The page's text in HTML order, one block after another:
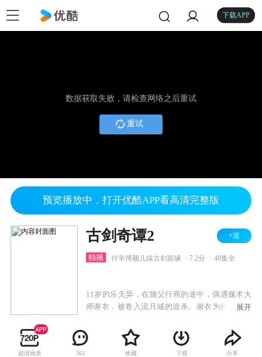
下载APP
数据获取失败，请检查网络之后重试
重试
预览播放中，打开优酷APP看高清完整版
古剑奇谭2 +追
独播 付辛博颖儿续古剑前缘 7.2分 48集全
11岁的乐无异，在随父行商的途中，偶遇偃术大
师谢衣，被卷入流月城的追杀。谢衣为救乐无异
无异身体。乐无异苏醒，谢衣已不知所踪。之后
的10年，乐无异一方面自修偃术，另一方面苦寻
展开
超清画质 263 收藏 下载 分享